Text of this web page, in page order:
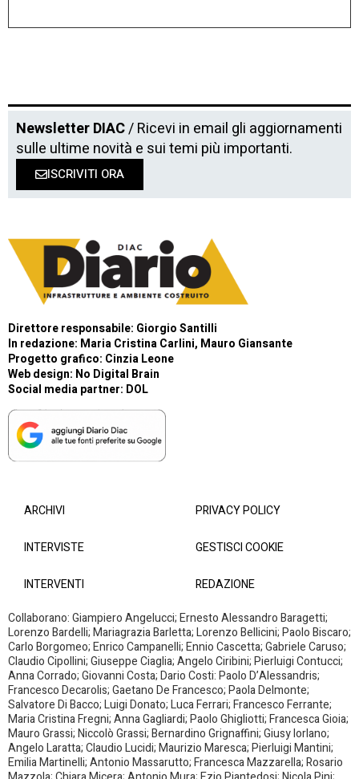
Newsletter DIAC/ Ricevi in email gli aggiornamenti
sulle ultime novità e sui temi più importanti.
ISCRIVITI ORA
Direttore responsabile: Giorgio Santilli
In redazione: Maria Cristina Carlini, Mauro Giansante
Progetto grafico: Cinzia Leone
Web design: No Digital Brain
Social media partner: DOL
ARCHIVI
INTERVISTE
INTERVENTI
PRIVACY POLICY
GESTISCI COOKIE
REDAZIONE
Collaborano: Giampiero Angelucci; Ernesto Alessandro Baragetti;
Lorenzo Bardelli; Mariagrazia Barletta; Lorenzo Bellicini; Paolo Biscaro;
Carlo Borgomeo; Enrico Campanelli; Ennio Cascetta; Gabriele Caruso;
Claudio Cipollini; Giuseppe Ciaglia; Angelo Ciribini; Pierluigi Contucci;
Anna Corrado; Giovanni Costa; Dario Costi: Paolo D’Alessandris;
Francesco Decarolis; Gaetano De Francesco; Paola Delmonte;
Salvatore Di Bacco; Luigi Donato; Luca Ferrari; Francesco Ferrante;
Maria Cristina Fregni; Anna Gagliardi; Paolo Ghigliotti; Francesca Gioia;
Mauro Grassi; Niccolò Grassi; Bernardino Grignaffini; Giusy Iorlano;
Angelo Laratta; Claudio Lucidi; Maurizio Maresca; Pierluigi Mantini;
Emilia Martinelli; Antonio Massarutto; Francesca Mazzarella; Rosario